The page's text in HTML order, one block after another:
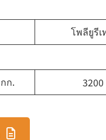
โพลียูรี
กก. 3200